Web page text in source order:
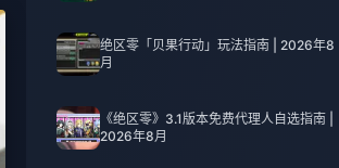
绝区零「贝果行动」玩法指南 | 2026年8
月
《绝区零》3.1版本免费代理人自选指南 |
2026年8月